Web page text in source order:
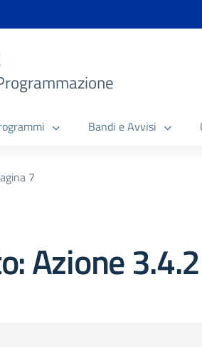
Bandi e Avvisi
7
Azione 3.4.2